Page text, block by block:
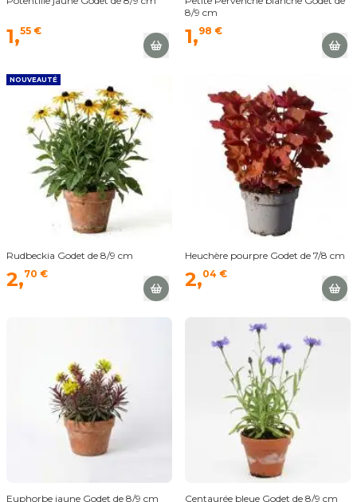
1,55 €
8/9 cm
1,98 €
NOUVEAUTÉ
Rudbeckia Godet de 8/9 cm
2,70 €
Heuchère pourpre Godet de 7/8 cm
2,04 €
Euphorbe jaune Godet de 8/9 cm Centaurée bleue Godet de 8/9 cm